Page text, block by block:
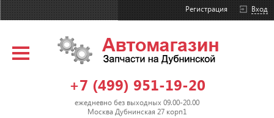
Вход
Регистрация
+7 (499) 951-19-20
ежедневно без выходных 09.00-20.00
Москва Дубнинская 27 корп1